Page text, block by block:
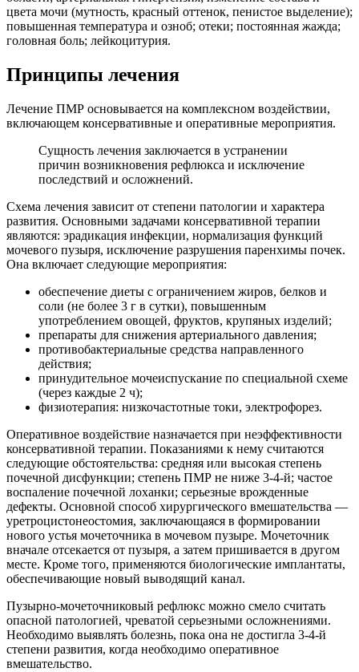
цвета мочи (мутность, красный оттенок, пенистое выделение);
повышенная температура и озноб; отеки; постоянная жажда;
головная боль; лейкоцитурия.
Принципы лечения
Лечение ПМР основывается на комплексном воздействии,
включающем консервативные и оперативные мероприятия.
Сущность лечения заключается в устранении
причин возникновения рефлюкса и исключение
последствий и осложнений.
Схема лечения зависит от степени патологии и характера
развития. Основными задачами консервативной терапии
являются: эрадикация инфекции, нормализация функций
мочевого пузыря, исключение разрушения паренхимы почек.
Она включает следующие мероприятия:
обеспечение диеты с ограничением жиров, белков и
соли (не более 3 г в сутки), повышенным
употреблением овощей, фруктов, крупяных изделий;
препараты для снижения артериального давления;
противобактериальные средства направленного
действия;
принудительное мочеиспускание по специальной схеме
(через каждые 2 ч);
физиотерапия: низкочастотные токи, электрофорез.
Оперативное воздействие назначается при неэффективности
консервативной терапии. Показаниями к нему считаются
следующие обстоятельства: средняя или высокая степень
почечной дисфункции; степень ПМР не ниже 3-4-й; частое
воспаление почечной лоханки; серьезные врожденные
дефекты. Основной способ хирургического вмешательства —
уретроцистонеостомия, заключающаяся в формировании
нового устья мочеточника в мочевом пузыре. Мочеточник
вначале отсекается от пузыря, а затем пришивается в другом
месте. Кроме того, применяются биологические имплантаты,
обеспечивающие новый выводящий канал.
Пузырно-мочеточниковый рефлюкс можно смело считать
опасной патологией, чреватой серьезными осложнениями.
Необходимо выявлять болезнь, пока она не достигла 3-4-й
степени развития, когда необходимо оперативное
вмешательство.